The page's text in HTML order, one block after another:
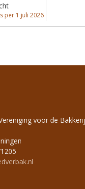
per 1 juli 2026
voor de